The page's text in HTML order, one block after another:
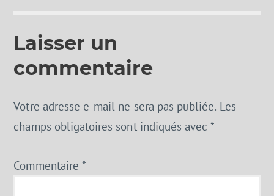
Laisser un
commentaire
Votre adresse e-mail ne sera pas publiée. Les
champs obligatoires sont indiqués avec*
Commentaire *